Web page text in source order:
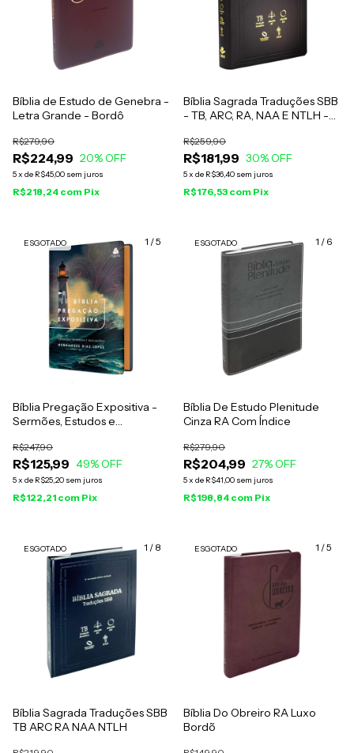
Bíblia de Estudo de Genebra -
Letra Grande - Bordô
R$224,99
R$279,90
20% OFF
5x de R$45,00 sem juros
R$218,24 com Pix
Bíblia Sagrada Traduções SBB
- TB, ARC, RA, NAA E NTLH -
R$181,99
R$259,90
30% OFF
5x de R$36,40 sem juros
R$176,53 com Pix
1 /5
ESGOTADO
Bíblia Pregação Expositiva -
Sermões, Estudos e
Lopes - RA Capa Dura
Salvação
R$125,99
R$247,90
49% OFF
5x de R$25,20 sem juros
R$122,21 com Pix
1 / 6
ESGOTADO
Bíblia De Estudo Plenitude
Cinza RA Com Índice
R$204,99
R$279,90
27% OFF
5x de R$41,00 sem juros
R$198,84 com Pix
1 / 8
ESGOTADO
Bíblia Sagrada Traduções SBB
TB ARC RA NAA NTLH
1 /5
ESGOTADO
Bíblia Do Obreiro RA Luxo
Bordõ